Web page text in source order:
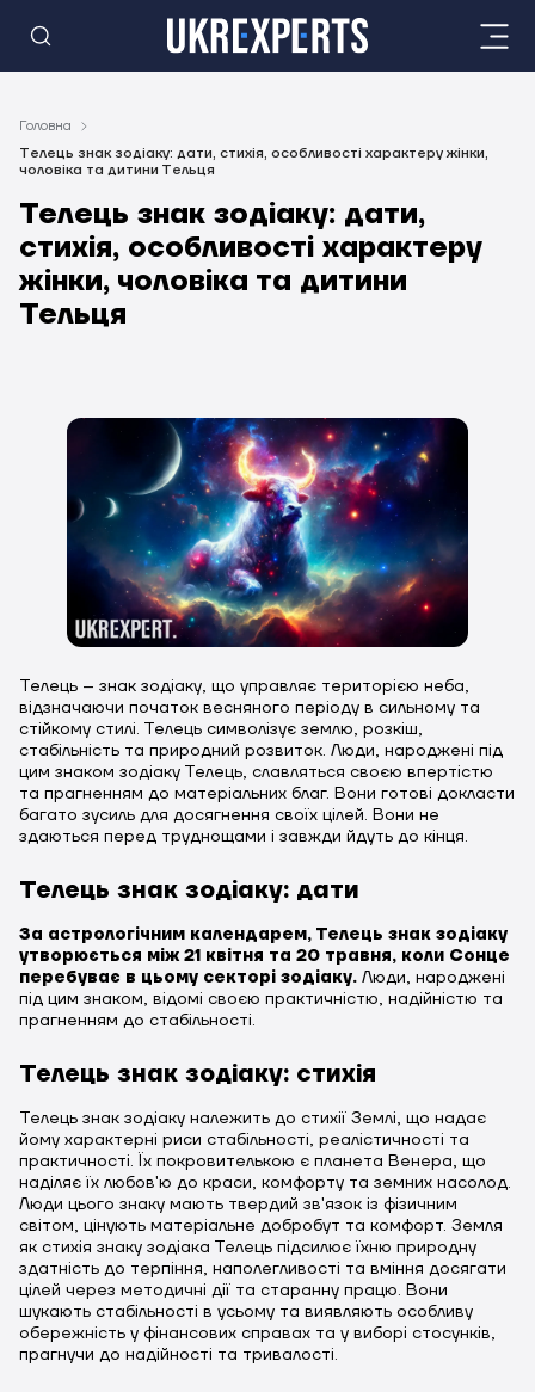
Головна
Телець знак зодіаку: дати, стихія, особливості характеру жінки,
чоловіка та дитини Тельця
Телець знак зодіаку: дати,
стихія, особливості характеру
жінки, чоловіка та дитини
Тельця
Телець – знак зодіаку, що управляє територією неба,
відзначаючи початок весняного періоду в сильному та
стійкому стилі. Телець символізує землю, розкіш,
стабільність та природний розвиток. Люди, народжені під
цим знаком зодіаку Телець, славляться своєю впертістю
та прагненням до матеріальних благ. Вони готові докласти
багато зусиль для досягнення своїх цілей. Вони не
здаються перед труднощами і завжди йдуть до кінця.
Телець знак зодіаку: дати
За астрологічним календарем, Телець знак зодіаку
утворюється між 21 квітня та 20 травня, коли Сонце
перебуває в цьому секторі зодіаку. Люди, народжені
під цим знаком, відомі своєю практичністю, надійністю та
прагненням до стабільності.
Телець знак зодіаку: стихія
Телець знак зодіаку належить до стихії Землі, що надає
йому характерні риси стабільності, реалістичності та
практичності. Їх покровителькою є планета Венера, що
наділяє їх любов'ю до краси, комфорту та земних насолод.
Люди цього знаку мають твердий зв'язок із фізичним
світом, цінують матеріальне добробут та комфорт. Земля
як стихія знаку зодіака Телець підсилює їхню природну
здатність до терпіння, наполегливості та вміння досягати
цілей через методичні дії та старанну працю. Вони
шукають стабільності в усьому та виявляють особливу
обережність у фінансових справах та у виборі стосунків,
прагнучи до надійності та тривалості.